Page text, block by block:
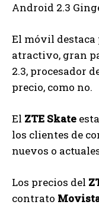
Android 2.3
El móvil destaca
atractivo, gran
2.3, procesador
precio, como no.
El ZTE Skate
los clientes de
nuevos o
Los precios del
contrato